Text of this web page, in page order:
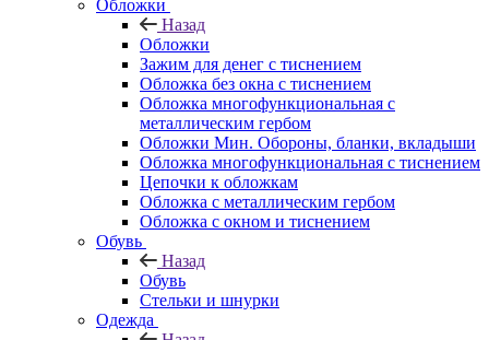
Обложки
Назад
Обложки
Зажим для денег с тиснением
Обложка без окна с тиснением
Обложка многофункциональная с
металлическим гербом
Обложки Мин. Обороны, бланки, вкладыши
Обложка многофункциональная с тиснением
Цепочки к обложкам
Обложка с металлическим гербом
Обложка с окном и тиснением
Обувь
Назад
Обувь
Стельки и шнурки
Одежда